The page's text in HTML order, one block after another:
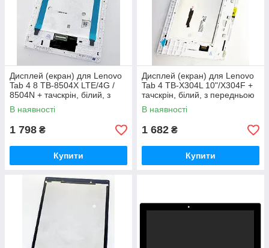
Дисплей (екран) для Lenovo
Tab 4 8 TB-8504X LTE/4G /
8504N + тачскрін, білий, з
зеленим шлейфом, з
предней
В наявності
1 798 ₴
Купити
Дисплей (екран) для Lenovo
Tab 4 TB-X304L 10"/X304F +
тачскрін, білий, з передньою
панеллю
В наявності
1 682 ₴
Купити